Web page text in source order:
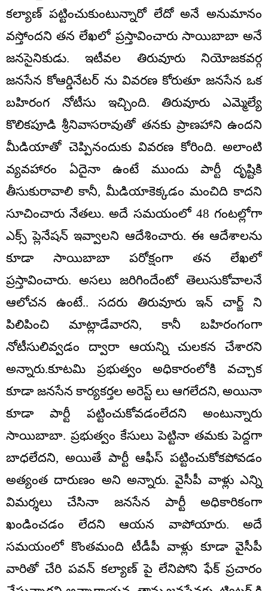
కల్యాణ్ పట్టించుకుంటున్నారో లేదో అనే అనుమానం
వస్తోందని తన లేఖలో ప్రస్తావించారు సాయిబాబా అనే
జనసైనికుడు. ఇటీవల తిరువూరు నియోజకవర్గ
జనసేన కోఆర్డినేటర్ ను వివరణ కోరుతూ జనసేన ఒక
బహిరంగ నోటీసు ఇచ్చింది. తిరువూరు ఎమ్మెల్యే
కొలికపూడి శ్రీనివాసరావుతో తనకు ప్రాణహాని ఉందని
మీడియాతో చెప్పినందుకు వివరణ కోరింది. అలాంటి
వ్యవహారం ఏదైనా ఉంటే ముందు పార్టీ దృష్టికి
తీసుకురావాలి కానీ, మీడియాకెక్కడం మంచిది కాదని
సూచించారు నేతలు. అదే సమయంలో 48 గంటల్లోగా
ఎక్స్ ప్లెనేషన్ ఇవ్వాలని ఆదేశించారు. ఈ ఆదేశాలను
కూడా సాయిబాబా పరోక్షంగా తన లేఖలో
ప్రస్తావించారు. అసలు జరిగిందేంటో తెలుసుకోవాలనే
ఆలోచన ఉంటే.. సదరు తిరువూరు ఇన్ చార్జ్ ని
పిలిపించి మాట్లాడేవారని, కానీ బహిరంగంగా
నోటీసులివ్వడం ద్వారా ఆయన్ని చులకన చేశారని
అన్నారు.కూటమి ప్రభుత్వం అధికారంలోకి వచ్చాక
కూడా జనసేన కార్యకర్తల అరెస్ట్ లు ఆగలేదని, అయినా
కూడా పార్టీ పట్టించుకోవడంలేదని అంటున్నారు
సాయిబాబా. ప్రభుత్వం కేసులు పెట్టినా తమకు పెద్దగా
బాధలేదని, అయితే పార్టీ ఆఫీస్ పట్టించుకోకపోవడం
అత్యంత దారుణం అని అన్నారు. వైసీపీ వాళ్లు ఎన్ని
విమర్శలు చేసినా జనసేన పార్టీ అధికారికంగా
ఖండించడం లేదని ఆయన వాపోయారు. అదే
సమయంలో కొంతమంది టీడీపీ వాళ్లు కూడా వైసీపీ
వారితో చేరి పవన్ కల్యాణ్ పై లేనిపోని ఫేక్ ప్రచారం